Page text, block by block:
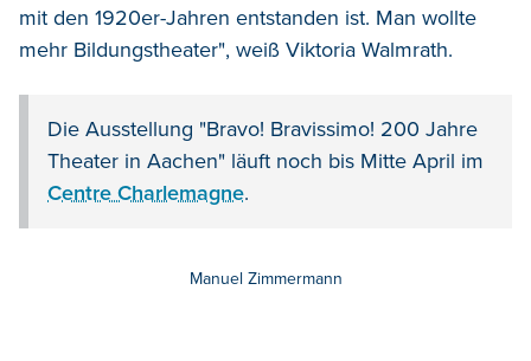
mit den 1920er-Jahren entstanden ist. Man wollte
mehr Bildungstheater", weiß Viktoria Walmrath.
Die Ausstellung "Bravo! Bravissimo! 200 Jahre
Theater in Aachen" läuft noch bis Mitte April im
Centre Charlemagne.
Manuel Zimmermann